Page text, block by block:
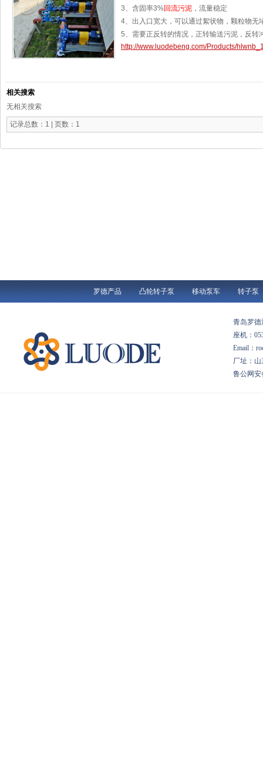
3、含固率3%回流污泥 ，流量稳定
4、出入口宽大，可以通过絮状物，颗粒物无
5、需要正反转的情况，正转输送污泥，反转
6、间歇运行，需要短时间的干运转
http://www.luodebeng.com/Products/
相关搜索
无相关搜索
记录总数：1 | 页数：1
罗德产品 凸轮转子泵 移动泵车 转子泵
青岛罗
座机：
Email：
厂址：
鲁公网安